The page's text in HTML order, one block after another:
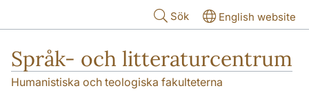
Sök English website
Språk- och litteraturcentrum
Humanistiska och teologiska fakulteterna